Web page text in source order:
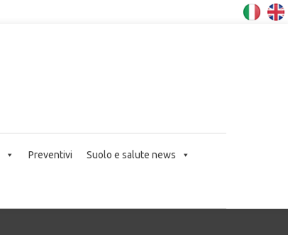
Preventivi Suolo e salute news